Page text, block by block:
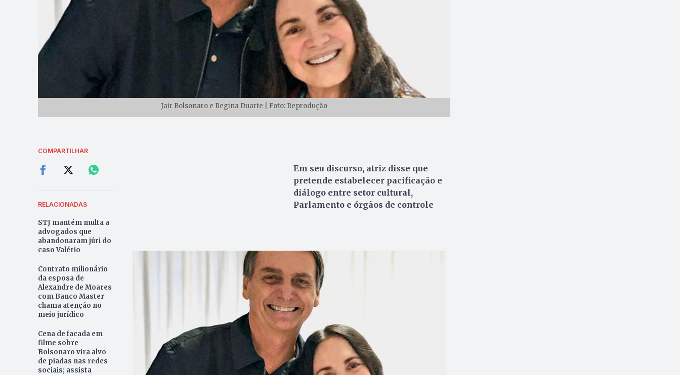
Jair Bolsonaro e Regina Duarte | Foto: Reprodução
COMPARTILHAR
RELACIONADAS
STJ mantém multa a
advogados que
abandonaram júri do
caso Valério
Contrato milionário
da esposa de
Alexandre de Moares
com Banco Master
chama atenção no
meio jurídico
Cena de facada em
filme sobre
Bolsonaro vira alvo
de piadas nas redes
sociais; assista
Em seu discurso, atriz disse que
pretende estabelecer pacificação e
diálogo entre setor cultural,
Parlamento e órgãos de controle